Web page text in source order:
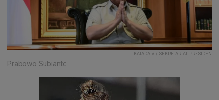
KATADATA / SEKRETARIAT PRESIDEN
Prabowo Subianto